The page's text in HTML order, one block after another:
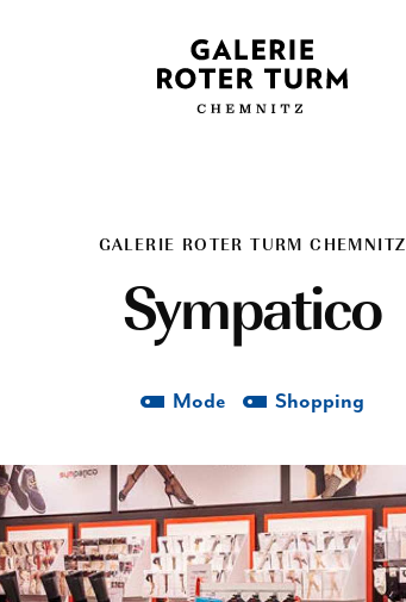
GALERIE ROTER TURM CHEMNITZ
Sympatico
Mode Shopping